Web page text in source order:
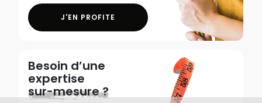
J'EN PROFITE
Besoin d’une
expertise
sur-mesure ?